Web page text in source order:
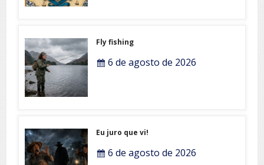
Fly fishing
6 de agosto de 2026
Eu juro que vi!
6 de agosto de 2026